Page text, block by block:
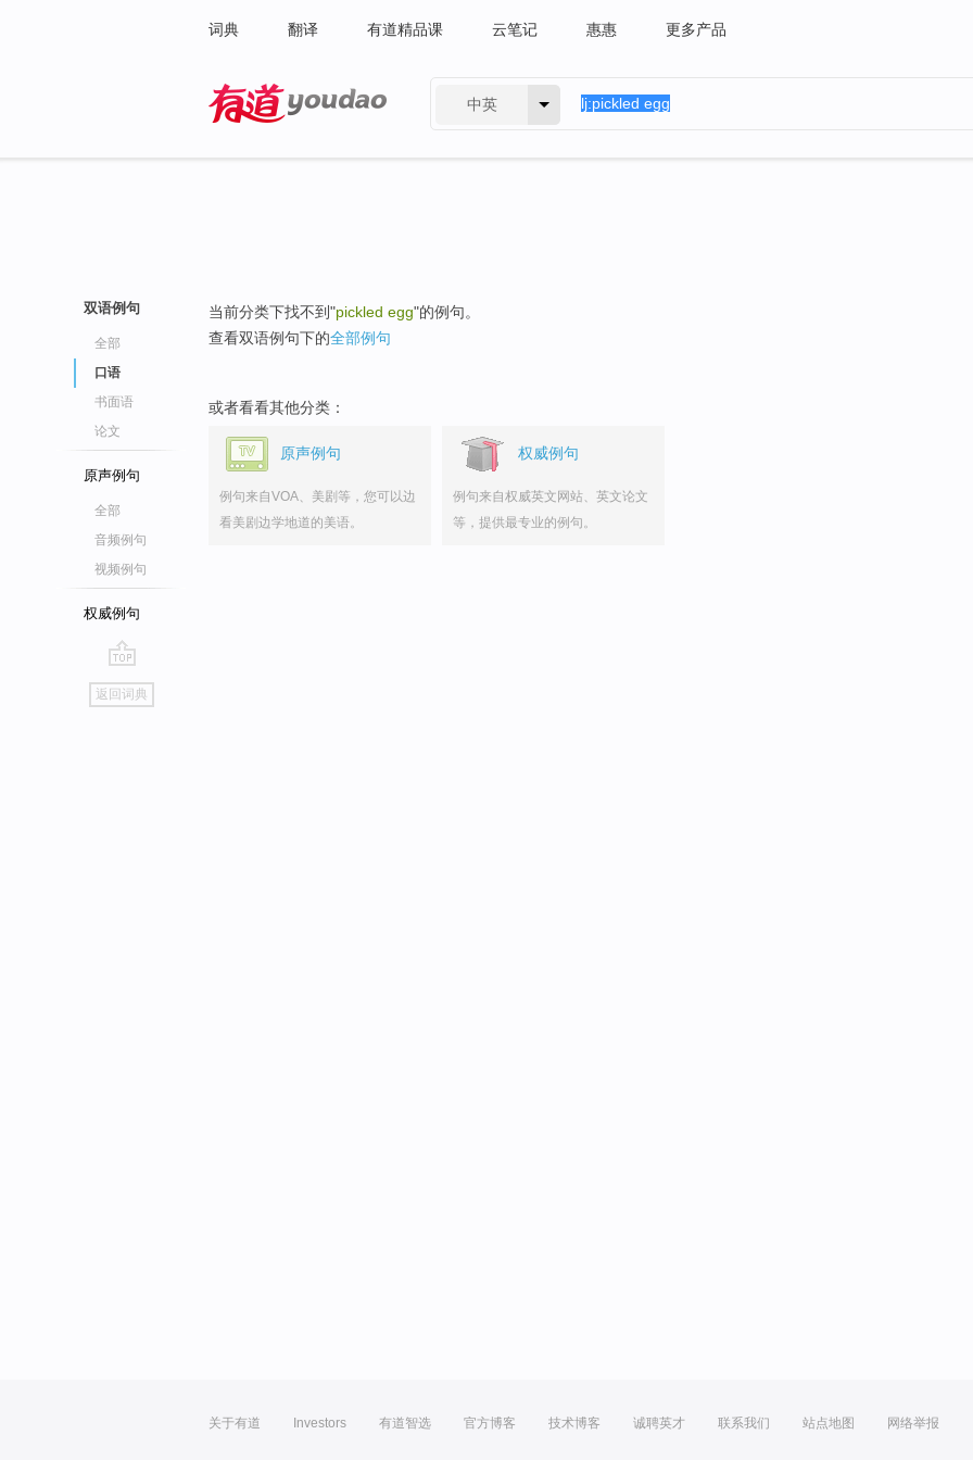
词典 翻译 有道精品课 云笔记 惠惠 更多产品
中英
双语例句
全部
口语
书面语
论文
原声例句
全部
音频例句
视频例句
权威例句
go
top
返回词典
当前分类下找不到"pickled egg"的例句。
查看双语例句下的全部例句
或者看看其他分类：
原声例句
例句来自VOA、美剧等，您可以边
看美剧边学地道的美语。
权威例句
例句来自权威英文网站、英文论文
等，提供最专业的例句。
关于有道 Investors 有道智选 官方博客 技术博客 诚聘英才 联系我们 站点地图 网络举报